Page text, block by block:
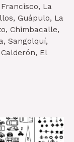
La
Guápulo, La
Chimbacalle,
Sangolquí,
El